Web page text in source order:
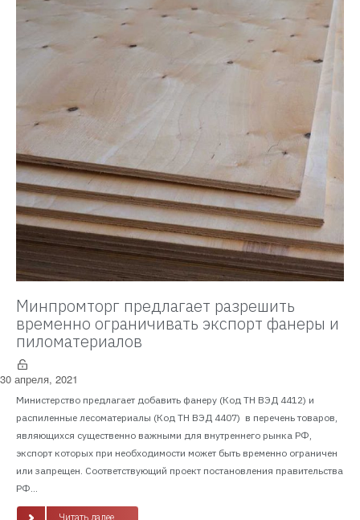
Минпромторг предлагает разрешить
временно ограничивать экспорт фанеры и
пиломатериалов
30 апреля, 2021
Министерство предлагает добавить фанеру (Код ТН ВЭД 4412) и
распиленные лесоматериалы (Код ТН ВЭД 4407) в перечень товаров,
являющихся существенно важными для внутреннего рынка РФ,
экспорт которых при необходимости может быть временно ограничен
или запрещен. Соответствующий проект постановления правительства
РФ...
Читать далее